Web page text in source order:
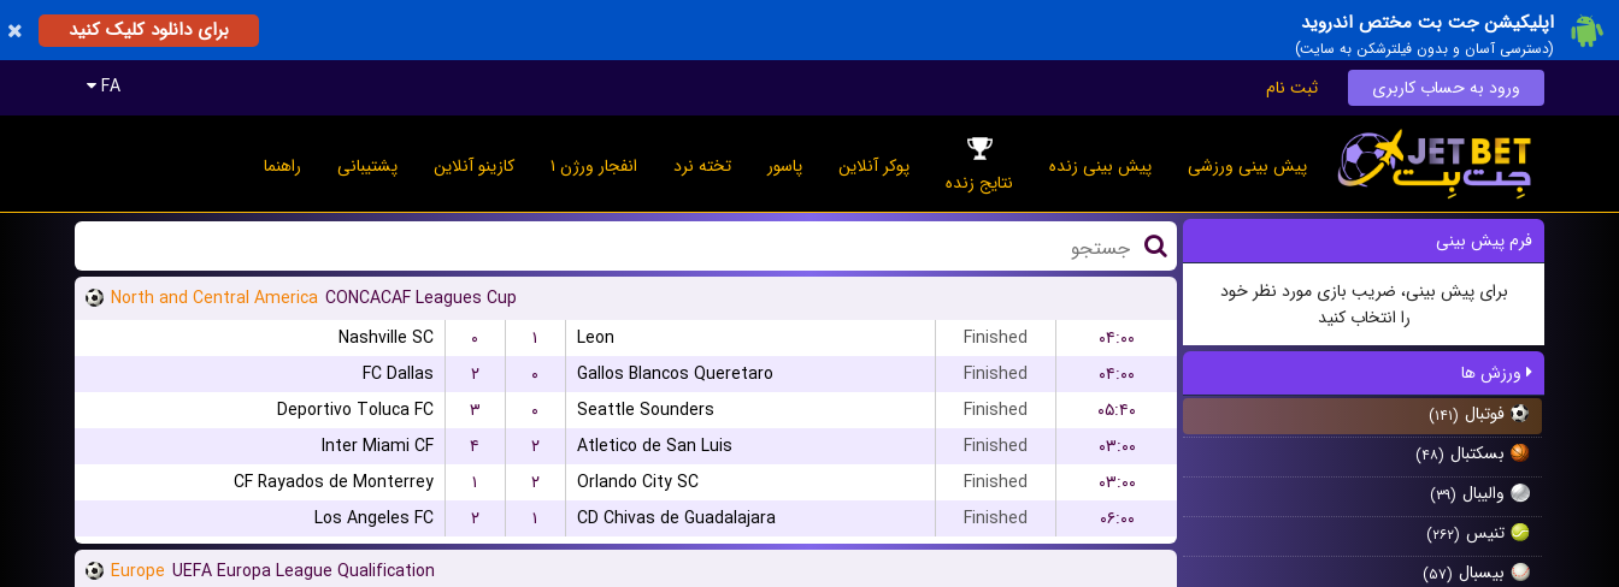
اپلیکیشن جت بت مختص اندروید
(دسترسی آسان و بدون فیلترشکن به سایت)
برای دانلود کلیک کنید
FA ورود به حساب کاربری ثبت نام
پیش بینی ورزشی پیش بینی زنده
نتایج زنده
پوکر آنلاین پاسور تخته نرد انفجار ورژن ۱ کازینو آنلاین پشتیبانی راهنما
فرم پیش بینی
برای پیش بینی، ضریب بازی مورد نظر خود
را انتخاب کنید
ورزش ها
فوتبال (۱۴۱)
بسکتبال (۴۸)
والیبال (۳۹)
تنیس (۲۶۲)
بیسبال (۵۷)
North and Central America CONCACAF Leagues Cup
Nashville SC
۰ ۱ Leon Finished
۰۴:۰۰
FC Dallas
۲ ۰ Gallos Blancos Queretaro Finished
۰۴:۰۰
Deportivo Toluca FC
۳ ۰ Seattle Sounders Finished
۰۵:۴۰
Inter Miami CF
۴ ۲ Atletico de San Luis Finished
۰۳:۰۰
CF Rayados de Monterrey
۱ ۲ Orlando City SC Finished
۰۳:۰۰
Los Angeles FC
۲ ۱ CD Chivas de Guadalajara Finished
۰۶:۰۰
Europe UEFA Europa League Qualification